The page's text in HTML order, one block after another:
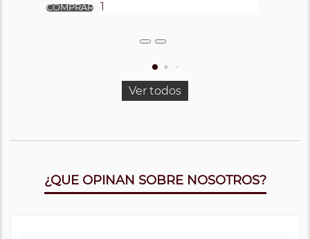
Ver todos
¿QUE OPINAN SOBRE NOSOTROS?